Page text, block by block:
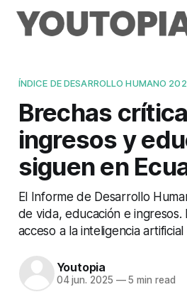
ÍNDICE DE DESARROLLO HUMANO
Brechas
ingresos y
siguen en
El Informe de Desarrollo
de vida, educación e ingresos.
acceso a la inteligencia artificial
Youtopia
04 jun. 2025 —5 min read